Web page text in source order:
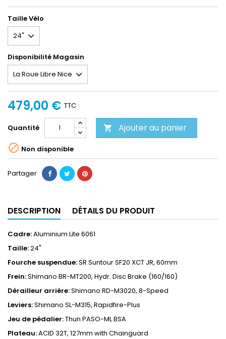
Taille Vélo
Disponibilité Magasin
479,00 € TTC
Quantité  Ajouter au panier
 Non disponible
Partager
DESCRIPTION DÉTAILS DU PRODUIT
Cadre:Aluminium Lite 6061
Taille:24"
Fourche suspendue:SR Suntour SF20 XCT JR, 60mm
Frein:Shimano BR-MT200, Hydr. Disc Brake (160/160)
Dérailleur arrière:Shimano RD-M3020, 8-Speed
Leviers:Shimano SL-M315, Rapidfire-Plus
Jeu de pédalier:Thun PASO-ML BSA
Plateau:ACID 32T, 127mm with Chainguard